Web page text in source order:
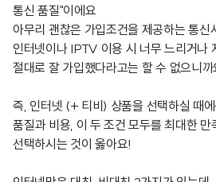
통신 품질"이에요
아무리 괜찮은 가입조건을 제공하는 통신
인터넷이나 IPTV 이용 시 너무 느리거나
절대로 잘 가입했다라고는 할 수 없으니
즉, 인터넷 (+ 티비) 상품을 선택하실 때
품질과 비용, 이 두 조건 모두를 최대한 만
선택하시는 것이 옳아요!